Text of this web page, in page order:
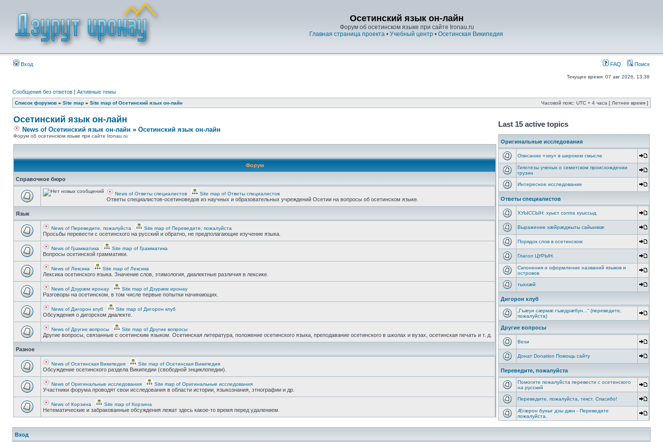
Осетинский язык он-лайн
Форум об осетинском языке при сайте Ironau.ru
Главная страница проекта • Учебный центр • Осетинская Википедия
Вход FAQ Поиск
Текущее время: 07 авг 2026, 13:38
Сообщения без ответов | Активные темы
Список форумов » Site map » Site map of Осетинский язык он-лайн Часовой пояс: UTC + 4 часа [ Летнее время ]
Осетинский язык он-лайн
News of Осетинский язык он-лайн » Осетинский язык он-лайн
Форум об осетинском языке при сайте Ironau.ru
Форум
Справочное бюро
News of Ответы специалистов Site map of Ответы специалистов
Ответы специалистов-осетиноведов из научных и образовательных учреждений Осетии на вопросы об осетинском языке.
Язык
News of Переведите, пожалуйста Site map of Переведите, пожалуйста
Просьбы перевести с осетинского на русский и обратно, не предполагающие изучение языка.
News of Грамматика Site map of Грамматика
Вопросы осетинской грамматики.
News of Лексика Site map of Лексика
Лексика осетинского языка. Значение слов, этимология, диалектные различия в лексике.
News of Дзурæм иронау Site map of Дзурæм иронау
Разговоры на осетинском, в том числе первые попытки начинающих.
News of Дигорон клуб Site map of Дигорон клуб
Обсуждения о дигорском диалекте.
News of Другие вопросы Site map of Другие вопросы
Другие вопросы, связанные с осетинским языком. Осетинская литература, положение осетинского языка, преподавание осетинского в школах и вузах, осетинская печать и т. д.
Разное
News of Осетинская Википедия Site map of Осетинская Википедия
Обсуждение осетинского раздела Википедии (свободной энциклопедии).
News of Оригинальные исследования Site map of Оригинальные исследования
Участники форума проводят свои исследования в области истории, языкознания, этнографии и др.
News of Корзина Site map of Корзина
Нетематические и забракованные обсуждения лежат здесь какое-то время перед удалением.
Last 15 active topics
Оригинальные исследования
Описание «зиу» в широком смысле
Гипотезы ученых о семитском происхождении
грузин
Интересное исследование
Ответы специалистов
ХУЫССЫН: хуыст contra хуыссыд
Выражение хæйрæджыты сайынмæ
Порядок слов в осетинском
Глагол ЦУРЫН.
Склонения и оформление названий языков и
островов
тыххӕй
Дигорон клуб
„Гъæуи сæрмæ гъæдрæбун...“ (переведите,
пожалуйста)
Другие вопросы
Вехи
Донат Donation Помощь сайту
Переведите, пожалуйста
Помогите пожалуйста перевести с осетинского
на русский
Переведите, пожалуйста, текст. Спасибо!
Æгæрон буныг дзы дæн - Переведите
пожалуйста.
Вход